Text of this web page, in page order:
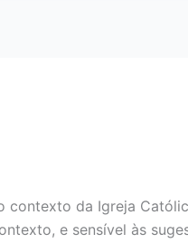
da Igreja
e sensível às